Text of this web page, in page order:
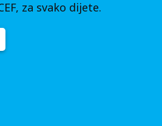
za svako dijete.